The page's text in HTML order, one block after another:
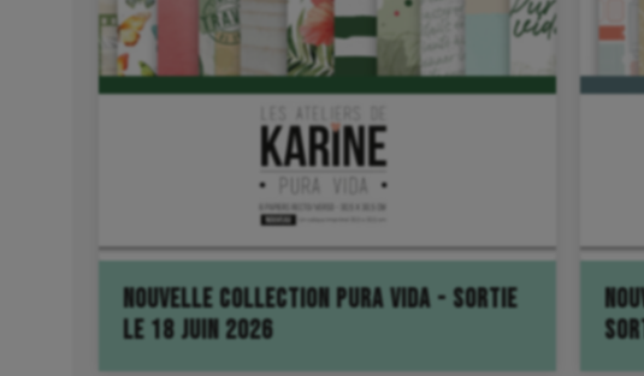
NOUVELLE COLLECTION PURA VIDA - SORTIE
LE 18 JUIN 2026